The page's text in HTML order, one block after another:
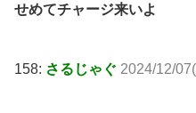
せめてチャージ来いよ
158: さるじゃぐ 2024/12/